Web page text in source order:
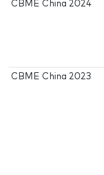
CBME China 2024
CBME China 2023